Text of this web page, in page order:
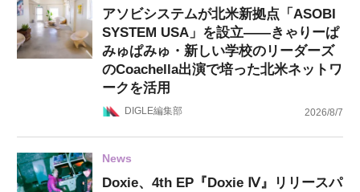
アソビシステムが北米新拠点「ASOBI
SYSTEM USA」を設立——きゃりーぱ
みゅぱみゅ・新しい学校のリーダーズ
のCoachella出演で培った北米ネットワ
ークを活用
DIGLE編集部 2026/8/7
News
Doxie、4th EP『Doxie Ⅳ』リリースパ